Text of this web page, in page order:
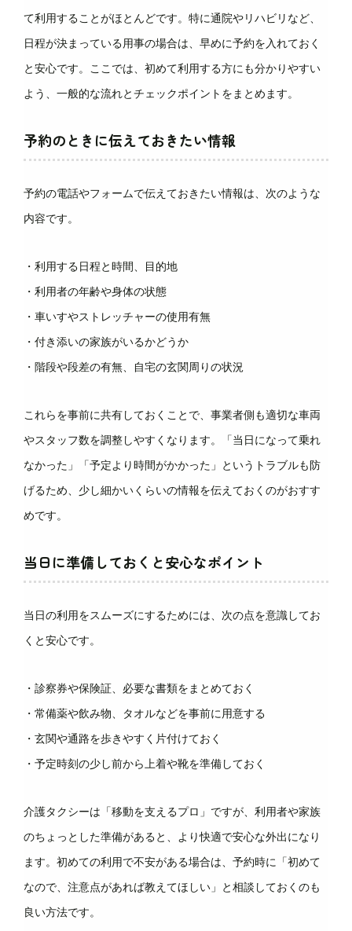
て利用することがほとんどです。特に通院やリハビリなど、
日程が決まっている用事の場合は、早めに予約を入れておく
と安心です。ここでは、初めて利用する方にも分かりやすい
よう、一般的な流れとチェックポイントをまとめます。
予約のときに伝えておきたい情報
予約の電話やフォームで伝えておきたい情報は、次のような
内容です。
・利用する日程と時間、目的地
・利用者の年齢や身体の状態
・車いすやストレッチャーの使用有無
・付き添いの家族がいるかどうか
・階段や段差の有無、自宅の玄関周りの状況
これらを事前に共有しておくことで、事業者側も適切な車両
やスタッフ数を調整しやすくなります。「当日になって乗れ
なかった」「予定より時間がかかった」というトラブルも防
げるため、少し細かいくらいの情報を伝えておくのがおすす
めです。
当日に準備しておくと安心なポイント
当日の利用をスムーズにするためには、次の点を意識してお
くと安心です。
・診察券や保険証、必要な書類をまとめておく
・常備薬や飲み物、タオルなどを事前に用意する
・玄関や通路を歩きやすく片付けておく
・予定時刻の少し前から上着や靴を準備しておく
介護タクシーは「移動を支えるプロ」ですが、利用者や家族
のちょっとした準備があると、より快適で安心な外出になり
ます。初めての利用で不安がある場合は、予約時に「初めて
なので、注意点があれば教えてほしい」と相談しておくのも
良い方法です。